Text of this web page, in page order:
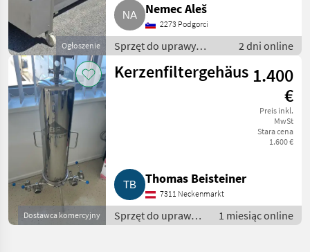
Ogłoszenie
Nemec Aleš
2273 Podgorci
Sprzęt do uprawy
winorośli / Sprzęt dla
winiarni
2 dni online
Dostawca komercyjny
Kerzenfiltergehäuse1.400
€
Preis inkl.
MwSt
Stara cena
1.600 €
Thomas Beisteiner
7311 Neckenmarkt
Sprzęt do uprawy
winorośli / Sprzęt
1 miesiąc online